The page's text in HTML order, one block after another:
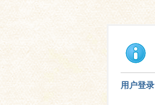
用户登录